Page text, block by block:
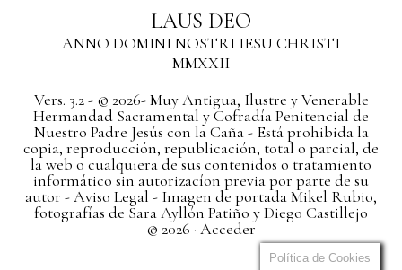
LAUS DEO
ANNO DOMINI NOSTRI IESU CHRISTI
MMXXII
Vers. 3.2 - © 2026- Muy Antigua, Ilustre y Venerable
Hermandad Sacramental y Cofradía Penitencial de
Nuestro Padre Jesús con la Caña - Está prohibida la
copia, reproducción, republicación, total o parcial, de
la web o cualquiera de sus contenidos o tratamiento
informático sin autorizacíon previa por parte de su
autor - Aviso Legal - Imagen de portada Mikel Rubio,
fotografías de Sara Ayllón Patiño y Diego Castillejo
© 2026 · Acceder
Política de Cookies